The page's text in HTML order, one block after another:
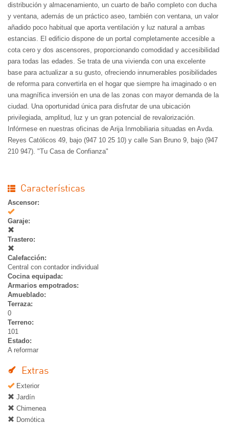
distribución y almacenamiento, un cuarto de baño completo con ducha
y ventana, además de un práctico aseo, también con ventana, un valor
añadido poco habitual que aporta ventilación y luz natural a ambas
estancias. El edificio dispone de un portal completamente accesible a
cota cero y dos ascensores, proporcionando comodidad y accesibilidad
para todas las edades. Se trata de una vivienda con una excelente
base para actualizar a su gusto, ofreciendo innumerables posibilidades
de reforma para convertirla en el hogar que siempre ha imaginado o en
una magnífica inversión en una de las zonas con mayor demanda de la
ciudad. Una oportunidad única para disfrutar de una ubicación
privilegiada, amplitud, luz y un gran potencial de revalorización.
Infórmese en nuestras oficinas de Arija Inmobiliaria situadas en Avda.
Reyes Católicos 49, bajo (947 10 25 10) y calle San Bruno 9, bajo (947
210 947). "Tu Casa de Confianza"
Características
Ascensor:
Si
Garaje:
Trastero:
Calefacción:
Central con contador individual
Cocina equipada:
Armarios empotrados:
Amueblado:
Terraza:
0
Terreno:
101
Estado:
A reformar
Extras
Exterior
Jardín
Chimenea
Domótica